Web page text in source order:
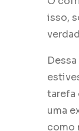
isso,
tarefa
uma
como